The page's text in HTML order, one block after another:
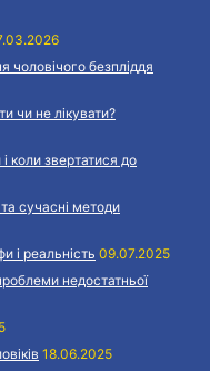
чоловічого безпліддя
чи не лікувати?
і коли звертатися до
сучасні методи
і реальність 09.07.2025
недостатньої
18.06.2025